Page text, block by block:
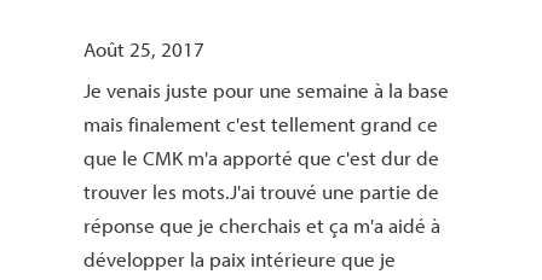
Août 25, 2017
Je venais juste pour une semaine à la base
mais finalement c'est tellement grand ce
que le CMK m'a apporté que c'est dur de
trouver les mots.J'ai trouvé une partie de
réponse que je cherchais et ça m'a aidé à
développer la paix intérieure que je